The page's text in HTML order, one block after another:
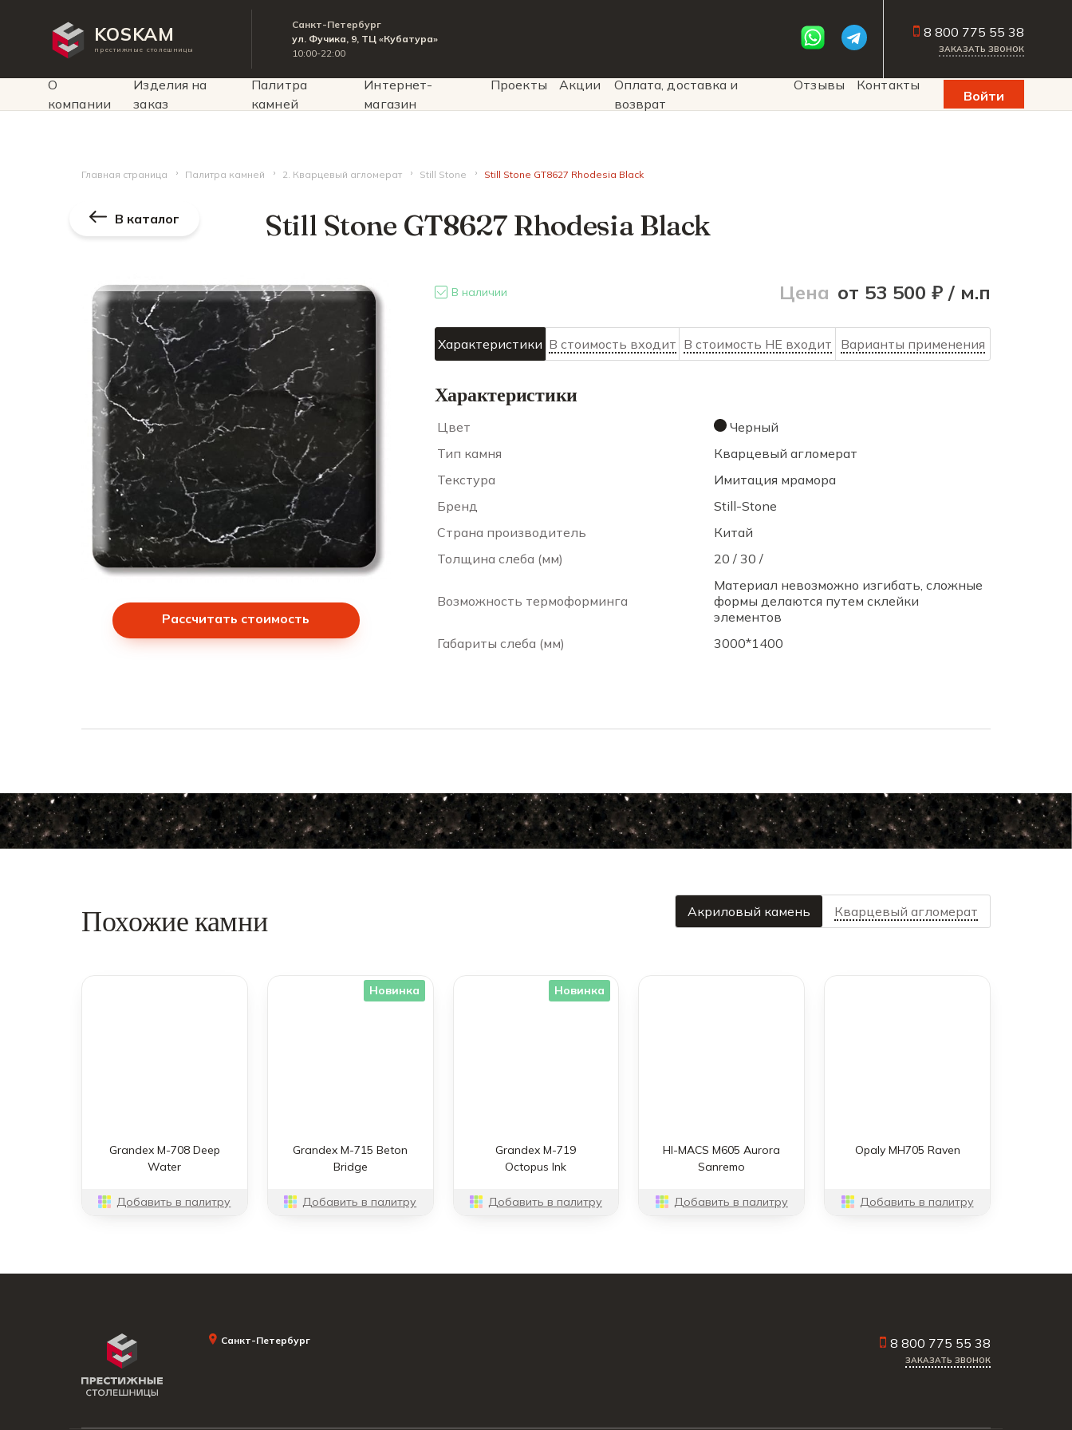
KOSKAM
престижные столешницы
Санкт-Петербург
ул. Фучика, 9, ТЦ «Кубатура»
10:00-22:00
8 800 775 55 38
ЗАКАЗАТЬ ЗВОНОК
О
компании
Изделия на
заказ
Палитра
камней
Интернет-
магазин
Проекты Акции
Оплата, доставка и
возврат
Отзывы Контакты
Войти
Главная страница Палитра камней 2. Кварцевый агломерат Still Stone Still Stone GT8627 Rhodesia Black
Still Stone GT8627 Rhodesia Black
В каталог
Рассчитать стоимость
В наличии Цена от 53 500 ₽ / м.п
Характеристики В стоимость входит В стоимость НЕ входит Варианты применения
Характеристики
Цвет
Черный
Тип камня
Кварцевый агломерат
Текстура
Имитация мрамора
Бренд
Still-Stone
Страна производитель
Китай
Толщина слеба (мм)
20 / 30 /
Возможность термоформинга
Материал невозможно изгибать, сложные
формы делаются путем склейки
элементов
Габариты слеба (мм)
3000*1400
Похожие камни Акриловый камень Кварцевый агломерат
Grandex M-708 Deep
Water
Добавить в палитру
Новинка
Grandex M-715 Beton
Bridge
Добавить в палитру
Новинка
Grandex M-719
Octopus Ink
Добавить в палитру
HI-MACS М605 Aurora
Sanremo
Добавить в палитру
Opaly MH705 Raven
Добавить в палитру
Санкт-Петербург 8 800 775 55 38
ЗАКАЗАТЬ ЗВОНОК